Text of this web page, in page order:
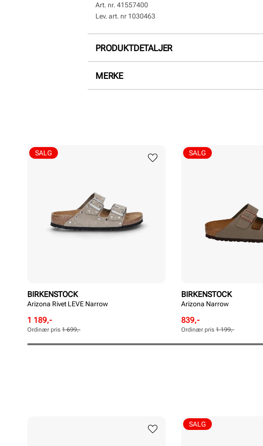
Art. nr. 41557400
Lev. art. nr 1030463
PRODUKTDETALJER
Overdel:
MERKE
BIRKENSTOCK
Arizona Rivet LEVE Narrow
Rabattert
pris
Pris
1 189,-
Ordinær
pris
Pris
Ordinær pris 1 699,-
SALG
BIRKENSTOCK
Arizona Narrow
Rabattert
pris
Pris
839,-
Ordinær
pris
Pris
Ordinær pris 1 199,-
SALG
SALG